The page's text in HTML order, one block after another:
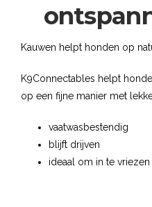
Kauwen helpt honden op
K9Connectables helpt
op een fijne manier met
vaatwasbestendig
blijft drijven
ideaal om in te vriezen